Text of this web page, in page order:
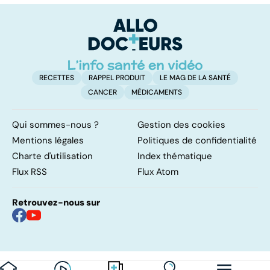
RECETTES RAPPEL PRODUIT
LE MAG DE LA SANTÉ
CANCER
MÉDICAMENTS
Qui sommes-nous ?
Gestion des cookies
Mentions légales
Politiques de confidentialité
Charte d'utilisation
Index thématique
Flux RSS
Flux Atom
Retrouvez-nous sur